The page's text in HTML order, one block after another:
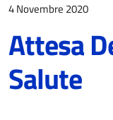
4 Novembre 2020
Attesa
Salute